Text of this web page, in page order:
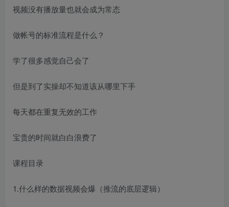
视频没有播放量也就会成为常态
做帐号的标准流程是什么？
学了很多感觉自己会了
但是到了实操却不知道该从哪里下手
每天都在重复无效的工作
宝贵的时间就白白浪费了
课程目录
1.什么样的数据视频会爆（推流的底层逻辑）